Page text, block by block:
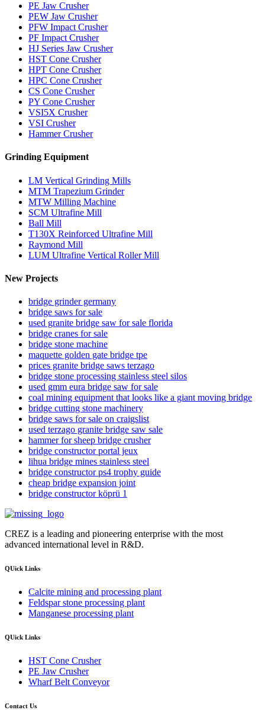
PE Jaw Crusher
PEW Jaw Crusher
PFW Impact Crusher
PF Impact Crusher
HJ Series Jaw Crusher
HST Cone Crusher
HPT Cone Crusher
HPC Cone Crusher
CS Cone Crusher
PY Cone Crusher
VSI5X Crusher
VSI Crusher
Hammer Crusher
Grinding Equipment
LM Vertical Grinding Mills
MTM Trapezium Grinder
MTW Milling Machine
SCM Ultrafine Mill
Ball Mill
T130X Reinforced Ultrafine Mill
Raymond Mill
LUM Ultrafine Vertical Roller Mill
New Projects
bridge grinder germany
bridge saws for sale
used granite bridge saw for sale florida
bridge cranes for sale
bridge stone machine
maquette golden gate bridge tpe
prices granite bridge saws terzago
bridge stone processing stainless steel silos
used gmm eura bridge saw for sale
coal mining equipment that looks like a giant moving bridge
bridge cutting stone machinery
bridge saws for sale on craigslist
used terzago granite bridge saw sale
hammer for sheep bridge crusher
bridge constructor portal jeux
lihua bridge mines stainless steel
bridge constructor ps4 trophy guide
cheap bridge expansion joint
bridge constructor köprü 1
CREZ is a leading and pioneering enterprise with the most
advanced international level in R&D.
QUick Links
Calcite mining and processing plant
Feldspar stone processing plant
Manganese processing plant
QUick Links
HST Cone Crusher
PE Jaw Crusher
Wharf Belt Conveyor
Contact Us